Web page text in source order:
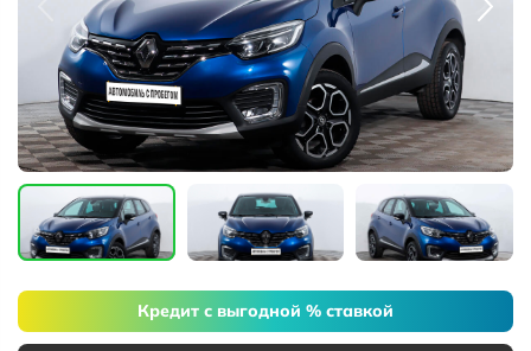
Кредит с выгодной % ставкой